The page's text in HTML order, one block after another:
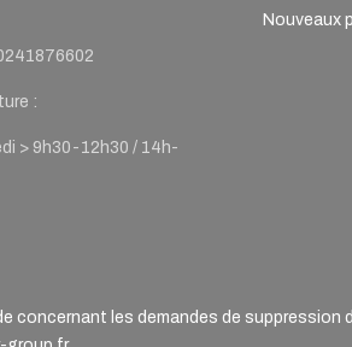
:
> 9h30-12h30 / 14h-
Nouveaux
concernant les demandes de suppression